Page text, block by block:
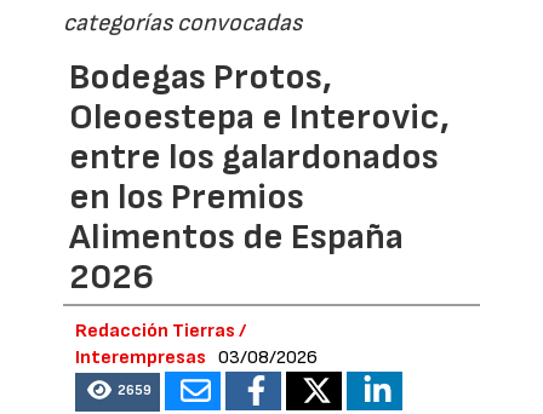
categorías convocadas
Bodegas Protos,
Oleoestepa e Interovic,
entre los galardonados
en los Premios
Alimentos de España
2026
Redacción Tierras /
Interempresas
03/08/2026
2659